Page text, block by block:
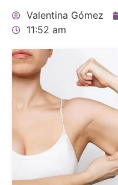
Valentina Gómez
11:52 am